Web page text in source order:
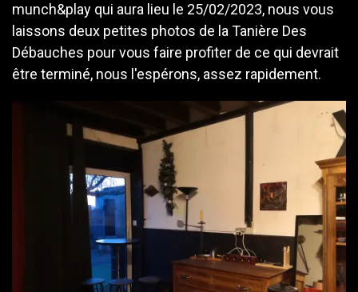
munch&play qui aura lieu le 25/02/2023, nous vous
laissons deux petites photos de la Tanière Des
Débauches pour vous faire profiter de ce qui devrait
être terminé, nous l'espérons, assez rapidement.